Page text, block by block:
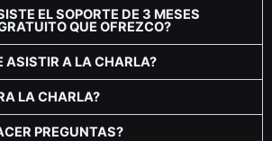
EL SOPORTE DE 3 MESES
QUE OFREZCO?
ASISTIR A LA CHARLA?
LA CHARLA?
PREGUNTAS?